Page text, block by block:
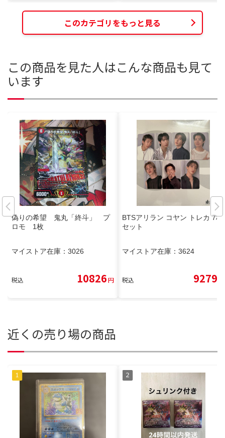
このカテゴリをもっと見る
この商品を見た人はこんな商品も見て
います
偽りの希望 鬼丸「終斗」 プ
ロモ 1枚
マイストア在庫： 3026
税込 10826円
BTSアリラン コヤン トレカ 7枚
セット
マイストア在庫： 3624
税込 9279
近くの売り場の商品